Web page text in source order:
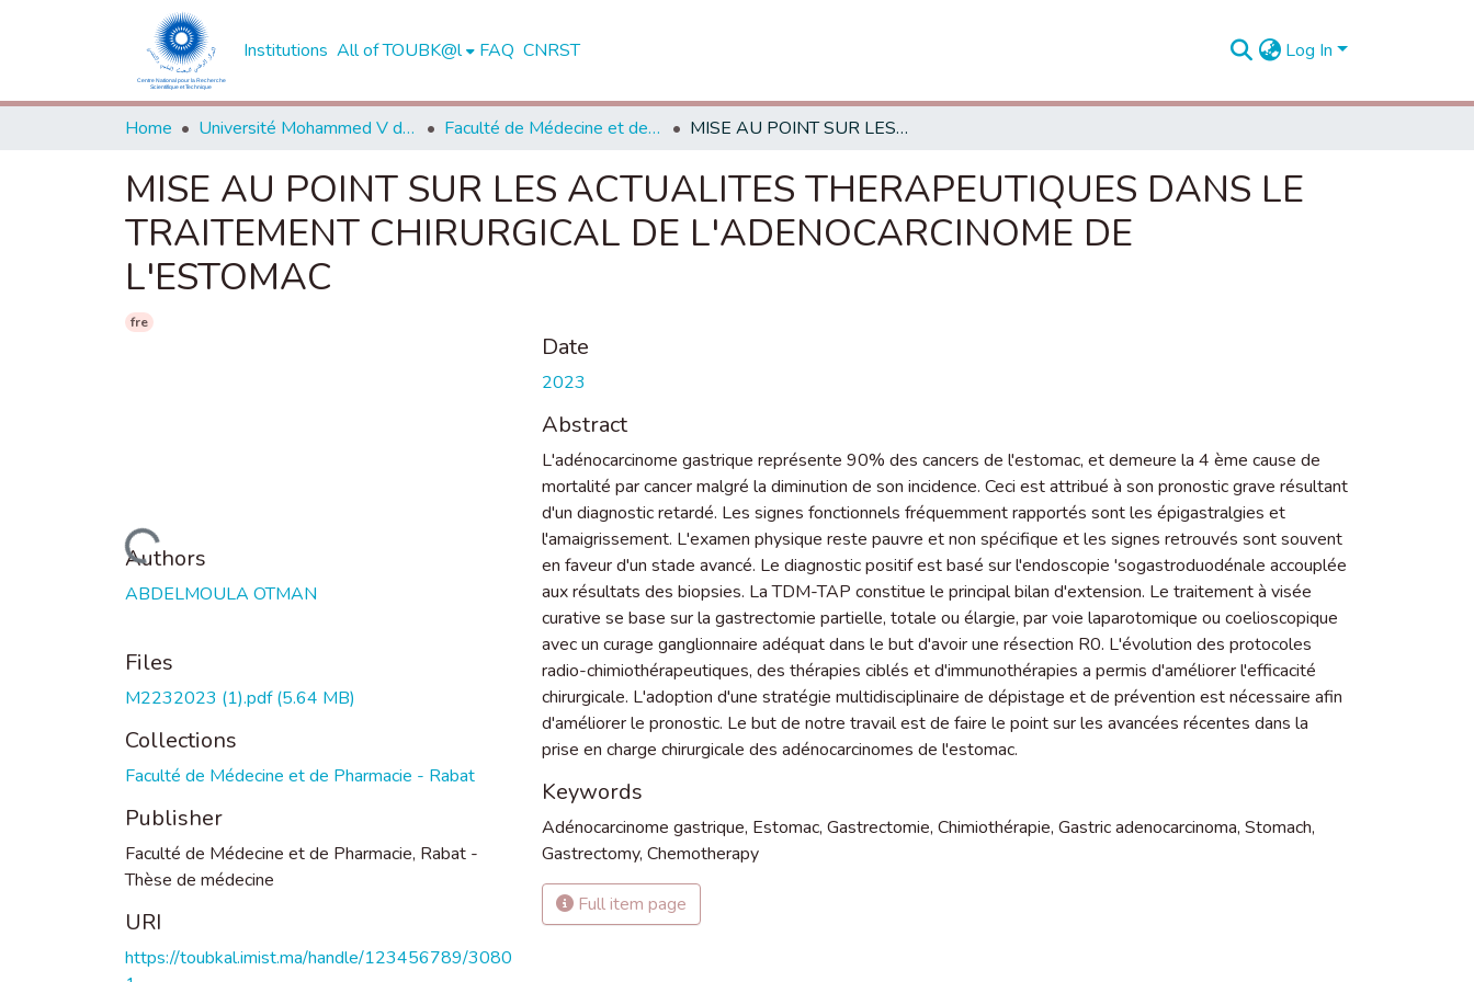
Institutions All of TOUBK@l FAQ CNRST Log In
Home Université Mohammed V de Rabat Faculté de Médecine et de Pharmacie - Rabat MISE AU POINT SUR LES ACTUALITES THERAPEUTIQUES DANS LE TRAITEMENT CHIRURGICAL DE L'ADENOCARCINOME DE L'ESTOMAC
MISE AU POINT SUR LES ACTUALITES THERAPEUTIQUES DANS LE
TRAITEMENT CHIRURGICAL DE L'ADENOCARCINOME DE
L'ESTOMAC
fre
Loading...
Authors
ABDELMOULA OTMAN
Files
M2232023 (1).pdf(5.64 MB)
Collections
Faculté de Médecine et de Pharmacie - Rabat
Publisher
Faculté de Médecine et de Pharmacie, Rabat -
Thèse de médecine
URI
https://toubkal.imist.ma/handle/123456789/3080
Date
2023
Abstract
L'adénocarcinome gastrique représente 90% des cancers de l'estomac, et demeure la 4 ème cause de
mortalité par cancer malgré la diminution de son incidence. Ceci est attribué à son pronostic grave résultant
d'un diagnostic retardé. Les signes fonctionnels fréquemment rapportés sont les épigastralgies et
l'amaigrissement. L'examen physique reste pauvre et non spécifique et les signes retrouvés sont souvent
en faveur d'un stade avancé. Le diagnostic positif est basé sur l'endoscopie 'sogastroduodénale accouplée
aux résultats des biopsies. La TDM-TAP constitue le principal bilan d'extension. Le traitement à visée
curative se base sur la gastrectomie partielle, totale ou élargie, par voie laparotomique ou coelioscopique
avec un curage ganglionnaire adéquat dans le but d'avoir une résection R0. L'évolution des protocoles
radio-chimiothérapeutiques, des thérapies ciblés et d'immunothérapies a permis d'améliorer l'efficacité
chirurgicale. L'adoption d'une stratégie multidisciplinaire de dépistage et de prévention est nécessaire afin
d'améliorer le pronostic. Le but de notre travail est de faire le point sur les avancées récentes dans la
prise en charge chirurgicale des adénocarcinomes de l'estomac.
Keywords
Adénocarcinome gastrique, Estomac, Gastrectomie, Chimiothérapie, Gastric adenocarcinoma, Stomach,
Gastrectomy, Chemotherapy
Full item page